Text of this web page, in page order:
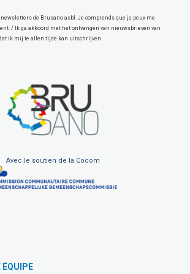
newsletters de Brusano asbl. Je comprends que je peux me
/ Ik ga akkoord met het ontvangen van nieuwsbrieven van
ik mij te allen tijde kan uitschrijven.
Avec le soutien de la Cocom
ÉQUIPE